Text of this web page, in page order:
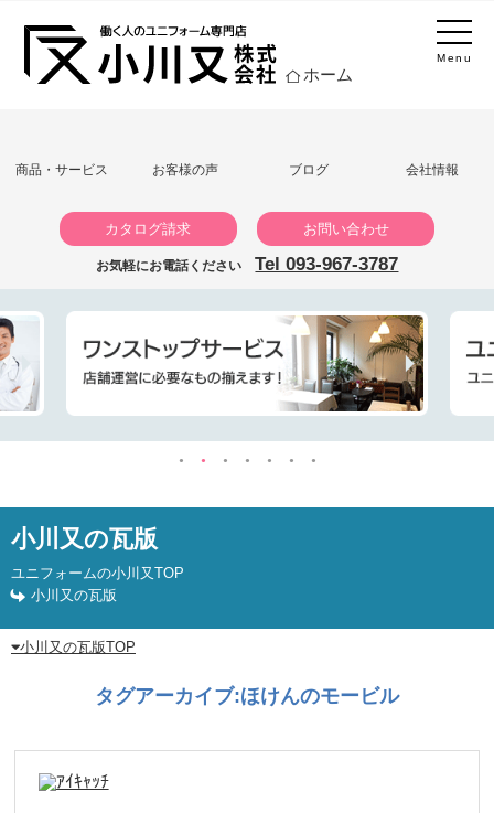
Menu
ホーム
商品・サービス お客様の声 ブログ 会社情報
カタログ請求 お問い合わせ
お気軽にお電話ください Tel 093-967-3787
小川又の瓦版
ユニフォームの小川又TOP
小川又の瓦版
小川又の瓦版TOP
タグアーカイブ:ほけんのモービル